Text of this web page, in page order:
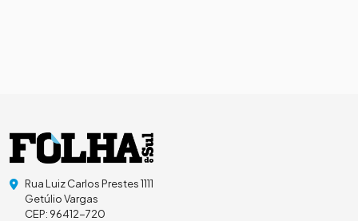
Rua Luiz Carlos Prestes 1111
Getúlio Vargas
CEP: 96412-720